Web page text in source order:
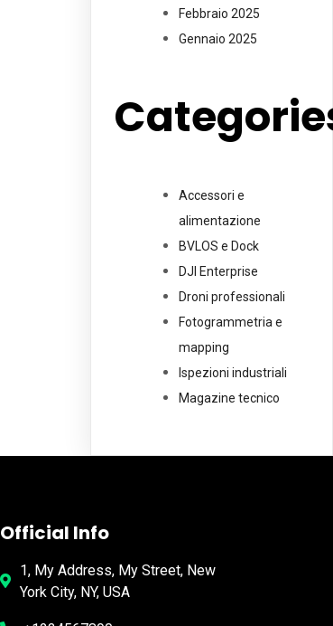
Febbraio 2025
Gennaio 2025
Accessori e
alimentazione
BVLOS e Dock
DJI Enterprise
Droni professionali
Fotogrammetria e
mapping
Ispezioni industriali
Magazine tecnico
Official Info
1, My Address, My Street, New
York City, NY, USA